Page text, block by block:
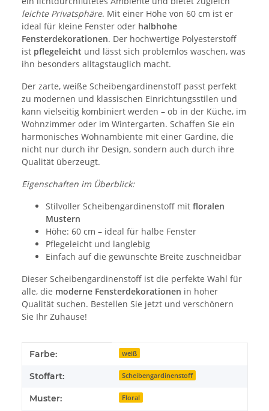
leichte Privatsphäre. Mit einer Höhe von 60 cm ist er
ideal für kleine Fenster oder halbhohe
Fensterdekorationen. Der hochwertige Polyesterstoff
ist pflegeleicht und lässt sich problemlos waschen, was
ihn besonders alltagstauglich macht.
Der zarte, weiße Scheibengardinenstoff passt perfekt
zu modernen und klassischen Einrichtungsstilen und
kann vielseitig kombiniert werden – ob in der Küche, im
Wohnzimmer oder im Wintergarten. Schaffen Sie ein
harmonisches Wohnambiente mit einer Gardine, die
nicht nur durch ihr Design, sondern auch durch ihre
Qualität überzeugt.
Eigenschaften im Überblick:
Stilvoller Scheibengardinenstoff mit floralen
Mustern
Höhe: 60 cm – ideal für halbe Fenster
Pflegeleicht und langlebig
Einfach auf die gewünschte Breite zuschneidbar
Dieser Scheibengardinenstoff ist die perfekte Wahl für
alle, die moderne Fensterdekorationen in hoher
Qualität suchen. Bestellen Sie jetzt und verschönern
Sie Ihr Zuhause!
Produkteigenschaft
Wert
Farbe: weiß
Stoffart: Scheibengardinenstoff
Muster: Floral